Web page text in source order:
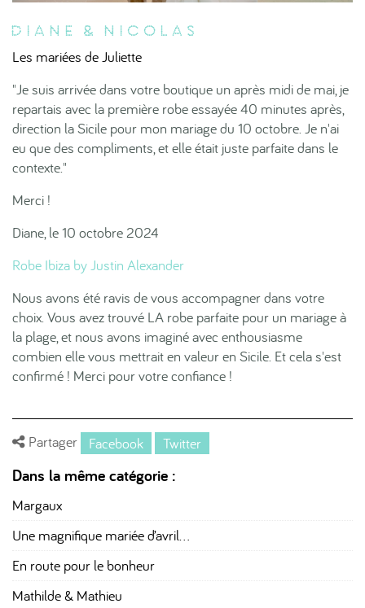
Diane & Nicolas
Les mariées de Juliette
"Je suis arrivée dans votre boutique un après midi de mai, je
repartais avec la première robe essayée 40 minutes après,
direction la Sicile pour mon mariage du 10 octobre. Je n'ai
eu que des compliments, et elle était juste parfaite dans le
contexte."
Merci !
Diane, le 10 octobre 2024
Robe Ibiza by Justin Alexander
Nous avons été ravis de vous accompagner dans votre
choix. Vous avez trouvé LA robe parfaite pour un mariage à
la plage, et nous avons imaginé avec enthousiasme
combien elle vous mettrait en valeur en Sicile. Et cela s'est
confirmé ! Merci pour votre confiance !
Partager Facebook Twitter
Dans la même catégorie :
Margaux
Une magnifique mariée d’avril…
En route pour le bonheur
Mathilde & Mathieu